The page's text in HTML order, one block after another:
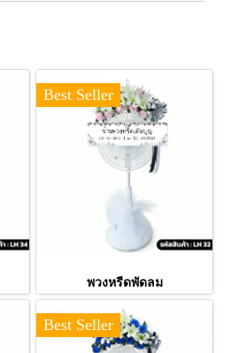
Best Seller
พวงหรีดพัดลม
Best Seller